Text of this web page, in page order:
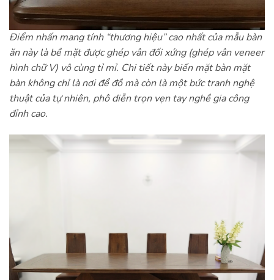
Điểm nhấn mang tính “thương hiệu” cao nhất của mẫu bàn
ăn này là bề mặt được ghép vân đối xứng (ghép vân veneer
hình chữ V) vô cùng tỉ mỉ. Chi tiết này biến mặt bàn mặt
bàn không chỉ là nơi để đồ mà còn là một bức tranh nghệ
thuật của tự nhiên, phô diễn trọn vẹn tay nghề gia công
đỉnh cao.